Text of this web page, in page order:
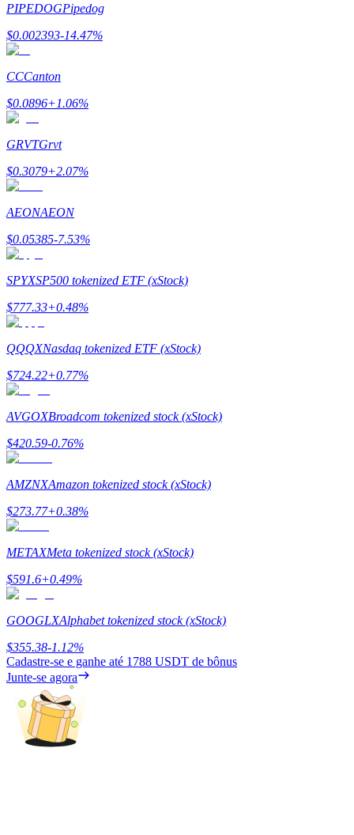
Ganhar
Porquinho poderoso
Ganhe recompensas competitivas diariamente
Estacamento
Altos retornos e acesso instantâneo
Staking flexível para ganhar tokens populares.
PIPEDOGPipedog
$0.002393-14.47%
CCCanton
$0.0896+1.06%
GRVTGrvt
$0.3079+2.07%
AEONAEON
$0.05385-7.53%
SPYXSP500 tokenized ETF (xStock)
$777.33+0.48%
QQQXNasdaq tokenized ETF (xStock)
$724.22+0.77%
AVGOXBroadcom tokenized stock (xStock)
$420.59-0.76%
AMZNXAmazon tokenized stock (xStock)
$273.77+0.38%
METAXMeta tokenized stock (xStock)
$591.6+0.49%
GOOGLXAlphabet tokenized stock (xStock)
$355.38-1.12%
Cadastre-se e ganhe até 1788 USDT de bônus
Junte-se agora